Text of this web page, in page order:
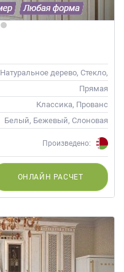
Натуральное дерево, Стекло,
Массив, С патиной
Прямая
Классика, Прованс
Белый, Бежевый, Слоновая
кость, Кремовый
Произведено:
ОНЛАЙН РАСЧЕТ